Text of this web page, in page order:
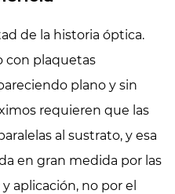
de la historia óptica.
con plaquetas
plano y sin
requieren que las
al sustrato, y esa
en gran medida por las
aplicación, no por el